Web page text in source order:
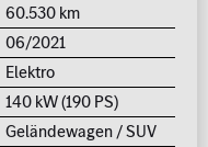
60.530 km
06/2021
Elektro
140 kW (190 PS)
Geländewagen / SUV